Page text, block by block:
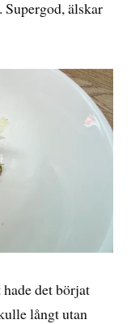
Supergod, älskar
det börjat
långt utan